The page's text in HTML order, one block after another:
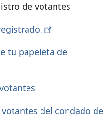
de votantes
tu papeleta de
del condado de